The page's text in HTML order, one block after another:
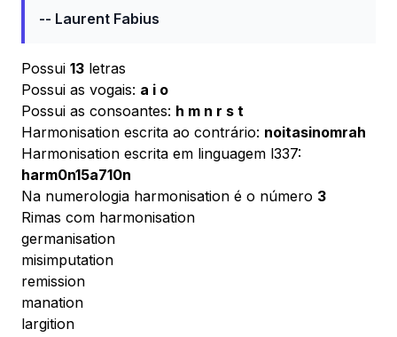
-- Laurent Fabius
Possui 13 letras
Possui as vogais: a i o
Possui as consoantes: h m n r s t
Harmonisation escrita ao contrário: noitasinomrah
Harmonisation escrita em linguagem l337:
harm0n15a710n
Na numerologia harmonisation é o número 3
Rimas com harmonisation
germanisation
misimputation
remission
manation
largition